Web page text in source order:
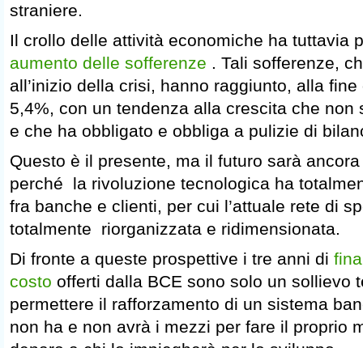
straniere.
Il crollo delle attività economiche ha tuttavia
aumento delle sofferenze . Tali sofferenze,
all’inizio della crisi, hanno raggiunto, alla
5,4%, con un tendenza alla crescita che non
e che ha obbligato e obbliga a pulizie di
Questo è il presente, ma il futuro sarà
perché la rivoluzione tecnologica ha
fra banche e clienti, per cui l’attuale rete di
totalmente riorganizzata e ridimensionata.
Di fronte a queste prospettive i tre anni di
costo offerti dalla BCE sono solo un sollievo
permettere il rafforzamento di un sistema
non ha e non avrà i mezzi per fare il proprio